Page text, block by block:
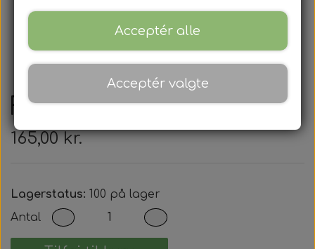
Fiat - Nøglehus
165,00 kr.
Lagerstatus: 100 på lager
Antal
Acceptér alle
Acceptér valgte